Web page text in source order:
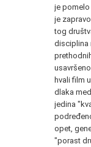
je pomelo
je
tog
disciplina
hvali film
dlaka
jedina
opet,
"porast